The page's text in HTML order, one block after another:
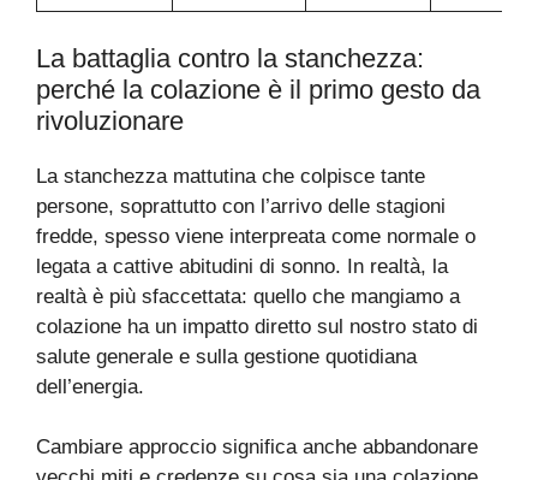
La battaglia contro la stanchezza:
perché la colazione è il primo gesto da
rivoluzionare
La stanchezza mattutina che colpisce tante
persone, soprattutto con l’arrivo delle stagioni
fredde, spesso viene interpreata come normale o
legata a cattive abitudini di sonno. In realtà, la
realtà è più sfaccettata: quello che mangiamo a
colazione ha un impatto diretto sul nostro stato di
salute generale e sulla gestione quotidiana
dell’energia.
Cambiare approccio significa anche abbandonare